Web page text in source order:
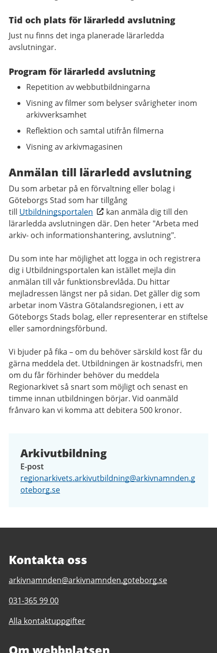
Tid och plats för lärarledd avslutning
Just nu finns det inga planerade lärarledda
avslutningar.
Program för lärarledd avslutning
Repetition av webbutbildningarna
Visning av filmer som belyser svårigheter inom
arkivverksamhet
Reflektion och samtal utifrån filmerna
Visning av arkivmagasinen
Anmälan till lärarledd avslutning
Du som arbetar på en förvaltning eller bolag i
Göteborgs Stad som har tillgång
till Utbildningsportalen
kan anmäla dig till den
lärarledda avslutningen där. Den heter "Arbeta med
arkiv- och informationshantering, avslutning".
Du som inte har möjlighet att logga in och registrera
dig i Utbildningsportalen kan istället mejla din
anmälan till vår funktionsbrevlåda. Du hittar
mejladressen längst ner på sidan. Det gäller dig som
arbetar inom Västra Götalandsregionen, i ett av
Göteborgs Stads bolag, eller representerar en stiftelse
eller samordningsförbund.
Vi bjuder på fika – om du behöver särskild kost får du
gärna meddela det. Utbildningen är kostnadsfri, men
om du får förhinder behöver du meddela
Regionarkivet så snart som möjligt och senast en
timme innan utbildningen börjar. Vid oanmäld
frånvaro kan vi komma att debitera 500 kronor.
Arkivutbildning
E-post
regionarkivets.arkivutbildning@arkivnamnden.g
oteborg.se
Kontakta oss
E-
till
Regionarkivet
arkivnamnden@arkivnamnden.goteborg.se
Telefonnummer
Regionarkivet
031-365 99 00
Alla kontaktuppgifter